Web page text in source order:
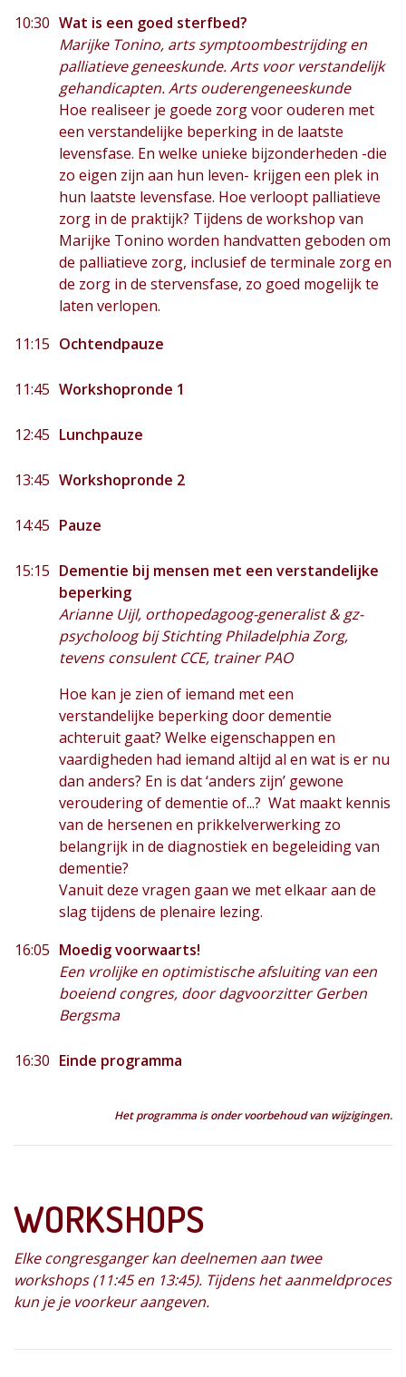
10:30 Wat is een goed sterfbed?
Marijke Tonino, arts symptoombestrijding en
palliatieve geneeskunde. Arts voor verstandelijk
gehandicapten. Arts ouderengeneeskunde
Hoe realiseer je goede zorg voor ouderen met
een verstandelijke beperking in de laatste
levensfase. En welke unieke bijzonderheden -die
zo eigen zijn aan hun leven- krijgen een plek in
hun laatste levensfase. Hoe verloopt palliatieve
zorg in de praktijk? Tijdens de workshop van
Marijke Tonino worden handvatten geboden om
de palliatieve zorg, inclusief de terminale zorg en
de zorg in de stervensfase, zo goed mogelijk te
laten verlopen.
11:15 Ochtendpauze
11:45 Workshopronde 1
12:45 Lunchpauze
13:45 Workshopronde 2
14:45 Pauze
15:15 Dementie bij mensen met een verstandelijke
beperking
Arianne Uijl, orthopedagoog-generalist & gz-
psycholoog bij Stichting Philadelphia Zorg,
tevens consulent CCE, trainer PAO
Hoe kan je zien of iemand met een
verstandelijke beperking door dementie
achteruit gaat? Welke eigenschappen en
vaardigheden had iemand altijd al en wat is er nu
dan anders? En is dat ‘anders zijn’ gewone
veroudering of dementie of...? Wat maakt kennis
van de hersenen en prikkelverwerking zo
belangrijk in de diagnostiek en begeleiding van
dementie?
Vanuit deze vragen gaan we met elkaar aan de
slag tijdens de plenaire lezing.
16:05 Moedig voorwaarts!
Een vrolijke en optimistische afsluiting van een
boeiend congres, door dagvoorzitter Gerben
Bergsma
16:30 Einde programma
Het programma is onder voorbehoud van wijzigingen.
WORKSHOPS
Elke congresganger kan deelnemen aan twee
workshops (11:45 en 13:45). Tijdens het aanmeldproces
kun je je voorkeur aangeven.